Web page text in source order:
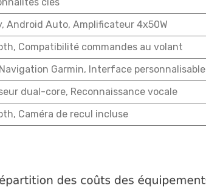
Android Auto, Amplificateur 4x50W
Compatibilité commandes au volant
Garmin, Interface personnalisable
dual-core, Reconnaissance vocale
Caméra de recul incluse